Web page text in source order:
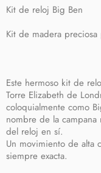
Kit de reloj Big Ben
Kit de madera
Este hermoso kit de
Torre Elizabeth de
coloquialmente como
nombre de la
del reloj en sí.
Un movimiento de alta
siempre exacta.